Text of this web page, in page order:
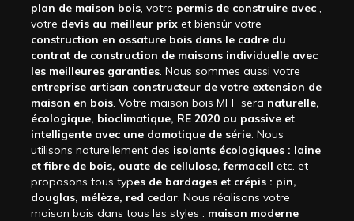
plan de maison bois, votre permis de construire avec ,
votre devis au meilleur prix et biensûr votre
construction en ossature bois dans le cadre du
contrat de construction de maisons individuelle avec
les meilleures garanties. Nous sommes aussi votre
entreprise artisan constructeur de votre extension de
maison en bois. Votre maison bois MFF sera naturelle,
écologique, bioclimatique, RE 2020 ou passive et
intelligente avec une domotique de série. Nous
utilisons naturellement des isolants écologiques : laine
et fibre de bois, ouate de cellulose, fermacell etc. et
proposons tous types de bardages et crépis : pin,
douglas, mélèze, red cedar. Nous réalisons votre
maison bois dans tous les styles : maison moderne